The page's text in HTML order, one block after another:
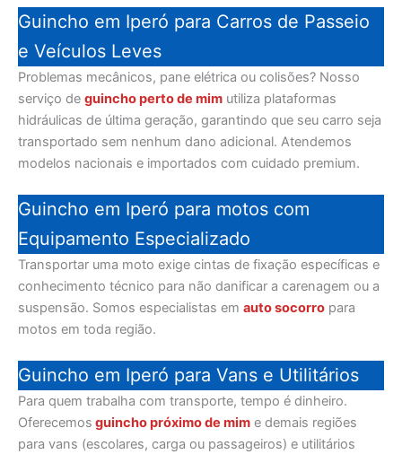
Guincho em Iperó para Carros de Passeio
e Veículos Leves
Problemas mecânicos, pane elétrica ou colisões? Nosso
serviço de guincho perto de mim utiliza plataformas
hidráulicas de última geração, garantindo que seu carro seja
transportado sem nenhum dano adicional. Atendemos
modelos nacionais e importados com cuidado premium.
Guincho em Iperó para motos com
Equipamento Especializado
Transportar uma moto exige cintas de fixação específicas e
conhecimento técnico para não danificar a carenagem ou a
suspensão. Somos especialistas em auto socorro para
motos em toda região.
Guincho em Iperó para Vans e Utilitários
Para quem trabalha com transporte, tempo é dinheiro.
Oferecemos guincho próximo de mim e demais regiões
para vans (escolares, carga ou passageiros) e utilitários